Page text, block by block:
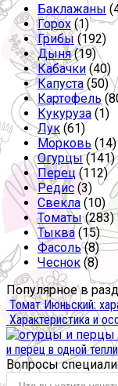
Баклажаны
Горох (1)
Грибы (192)
Дыня(19)
Кабачки (40)
Капуста (50)
Картофель
Кукуруза (1)
Лук (61)
Морковь (14)
Огурцы(141)
Перец (112)
Редис (3)
Свекла (10)
Томаты(283)
Тыква (15)
Фасоль(8)
Чеснок (8)
Популярное в
Томат Июньский:
Характеристика и
и перец в одной
Вопросы